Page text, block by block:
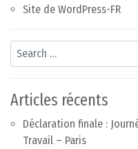
Site de WordPress-FR
Search
Articles récents
Déclaration finale :
Travail – Paris